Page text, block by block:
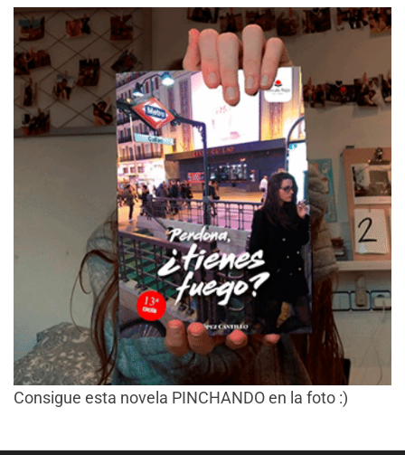
Consigue esta novela PINCHANDO en la foto :)